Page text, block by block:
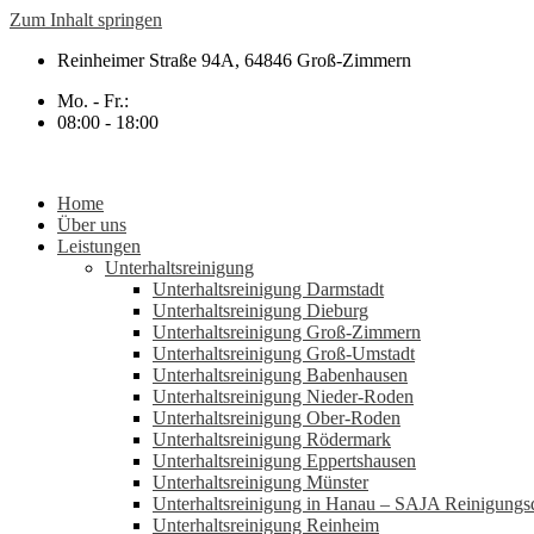
Zum Inhalt springen
Reinheimer Straße 94A, 64846 Groß-Zimmern
Mo. - Fr.:
08:00 - 18:00
Home
Über uns
Leistungen
Unterhaltsreinigung
Unterhaltsreinigung Darmstadt
Unterhaltsreinigung Dieburg
Unterhaltsreinigung Groß-Zimmern
Unterhaltsreinigung Groß-Umstadt
Unterhaltsreinigung Babenhausen
Unterhaltsreinigung Nieder-Roden
Unterhaltsreinigung Ober-Roden
Unterhaltsreinigung Rödermark
Unterhaltsreinigung Eppertshausen
Unterhaltsreinigung Münster
Unterhaltsreinigung in Hanau – SAJA
Unterhaltsreinigung Reinheim